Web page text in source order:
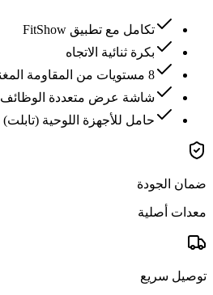
تكامل مع تطبيق FitShow
بكرة ثنائية الاتجاه
8 مستويات من المقاومة المغناطيسية
شاشة عرض متعددة الوظائف
حامل للأجهزة اللوحية (تابلت)
ضمان الجودة
معدات أصلية
توصيل سريع